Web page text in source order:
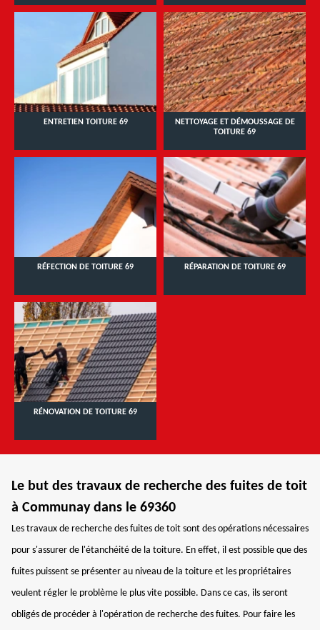
ENTRETIEN TOITURE 69
NETTOYAGE ET DÉMOUSSAGE DE
TOITURE 69
RÉFECTION DE TOITURE 69 RÉPARATION DE TOITURE 69
RÉNOVATION DE TOITURE 69
Le but des travaux de recherche des fuites de toit
à Communay dans le 69360
Les travaux de recherche des fuites de toit sont des opérations nécessaires
pour s'assurer de l'étanchéité de la toiture. En effet, il est possible que des
fuites puissent se présenter au niveau de la toiture et les propriétaires
veulent régler le problème le plus vite possible. Dans ce cas, ils seront
obligés de procéder à l'opération de recherche des fuites. Pour faire les